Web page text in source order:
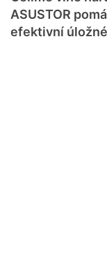
ASUSTOR
efektivní